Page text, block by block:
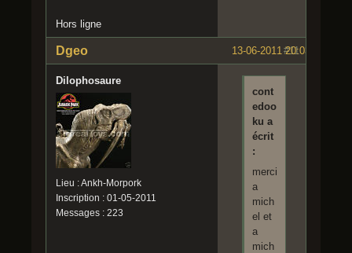
Hors ligne
#11
13-06-2011 20:03:06
Dgeo
Dilophosaure
Lieu : Ankh-Morpork
Inscription : 01-05-2011
Messages : 223
cont
edoo
ku a
écrit
:
merci
a
mich
el et
a
mich